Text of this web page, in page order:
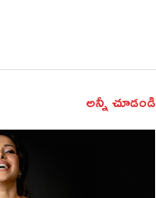
అన్నీ చూడండి